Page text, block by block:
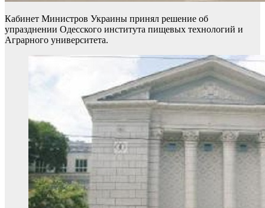
Кабинет Министров Украины принял решение об
упразднении Одесского института пищевых технологий и
Аграрного университета.